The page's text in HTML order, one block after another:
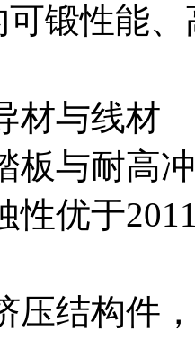
锻性能
材与线材
板与耐高
性优于
压结构件